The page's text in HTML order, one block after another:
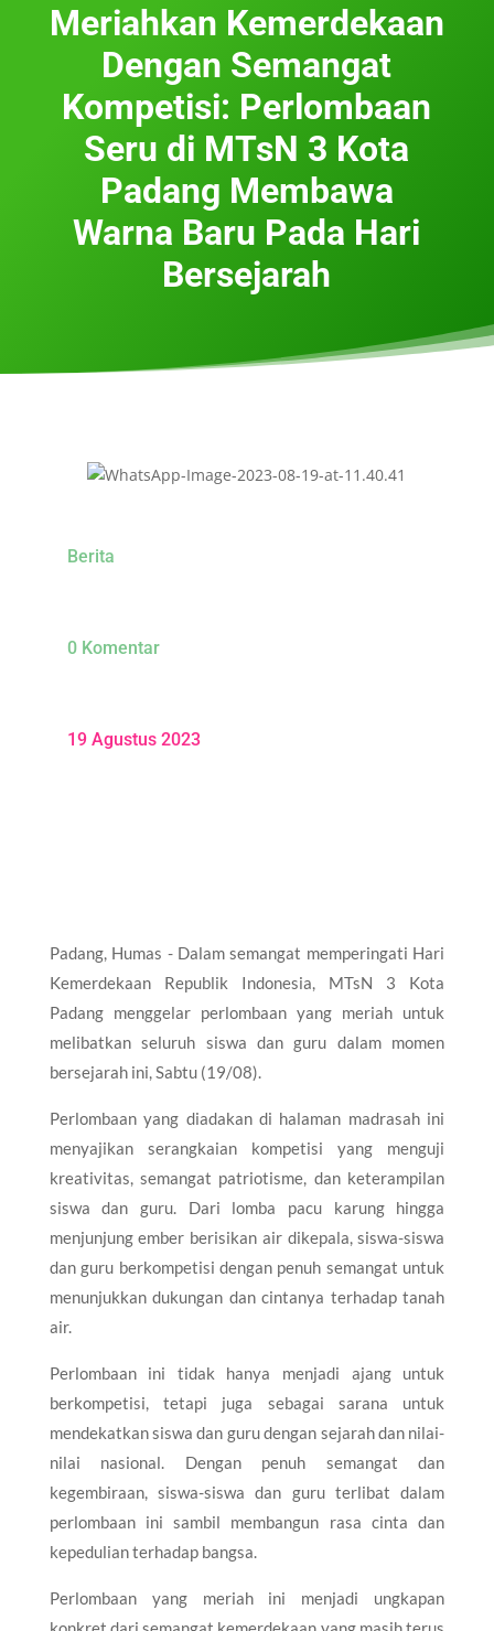
Meriahkan Kemerdekaan
Dengan Semangat
Kompetisi: Perlombaan
Seru di MTsN 3 Kota
Padang Membawa
Warna Baru Pada Hari
Bersejarah
Berita
0 Komentar
19 Agustus 2023
Padang, Humas - Dalam semangat memperingati Hari
Kemerdekaan Republik Indonesia, MTsN 3 Kota
Padang menggelar perlombaan yang meriah untuk
melibatkan seluruh siswa dan guru dalam momen
bersejarah ini, Sabtu (19/08).
Perlombaan yang diadakan di halaman madrasah ini
menyajikan serangkaian kompetisi yang menguji
kreativitas, semangat patriotisme, dan keterampilan
siswa dan guru. Dari lomba pacu karung hingga
menjunjung ember berisikan air dikepala, siswa-siswa
dan guru berkompetisi dengan penuh semangat untuk
menunjukkan dukungan dan cintanya terhadap tanah
air.
Perlombaan ini tidak hanya menjadi ajang untuk
berkompetisi, tetapi juga sebagai sarana untuk
mendekatkan siswa dan guru dengan sejarah dan nilai-
nilai nasional. Dengan penuh semangat dan
kegembiraan, siswa-siswa dan guru terlibat dalam
perlombaan ini sambil membangun rasa cinta dan
kepedulian terhadap bangsa.
Perlombaan yang meriah ini menjadi ungkapan